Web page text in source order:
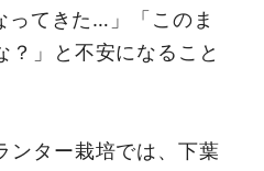
ってきた…」「このま
？」と不安になること
ンター栽培では、下葉